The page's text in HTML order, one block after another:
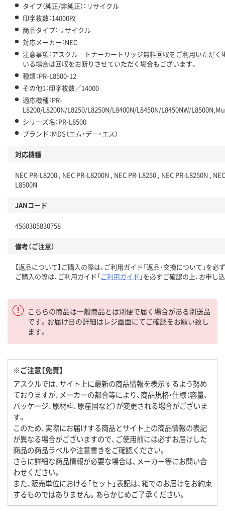
タイプ（純正/非純正）：リサイクル
印字枚数：14000枚
商品タイプ：リサイクル
対応メーカー：NEC
注意事項：アスクル トナーカートリッジ無料回収をご利用いただく
いる場合は回収をお断りさせていただく場合もございます。
種類：PR-L8500-12
その他1：印字枚数／14000
適応機種：PR-
L8200/L8200N/L8250/L8250N/L8400N/L8450N/L8450NW/
シリーズ名：PR-L8500
ブランド：MDS（エム・デー・エス）
対応機種
NEC PR-L8200 , NEC PR-L8200N , NEC PR-L8250 , NEC PR-L8250N ,
L8500N
JANコード
4560305830758
備考（ご注意）
【返品について】ご購入の際は、ご利用ガイド「返品・交換について」を
ご購入の際は、ご利用ガイド「ご利用ガイド 」を必ずご確認の上、お申し
こちらの商品は一般商品とは別便で届く場合がある別送品
です。お届け日の詳細はレジ画面にてご確認をお願い致し
ます。
※ご注意【免責】
アスクルでは、サイト上に最新の商品情報を表示するよう努め
ておりますが、メーカーの都合等により、商品規格・仕様（容量、
パッケージ、原材料、原産国など）が変更される場合がございま
す。
このため、実際にお届けする商品とサイト上の商品情報の表記
が異なる場合がございますので、ご使用前には必ずお届けした
商品の商品ラベルや注意書きをご確認ください。
さらに詳細な商品情報が必要な場合は、メーカー等にお問い合
わせください。
また、販売単位における「セット」表記は、箱でのお届けをお約束
するものではありません。あらかじめご了承ください。